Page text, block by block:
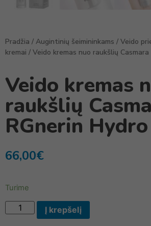
Pradžia / Augintinių šeimininkams / Veido
kremai / Veido kremas nuo raukšlių
Veido kremas
raukšlių
RGnerin
66,00€
Turime
Į krepšelį